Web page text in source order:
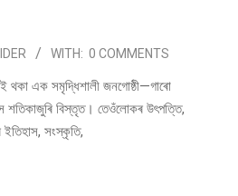
WITH: 0 COMMENTS
এক সমৃদ্ধিশালী জনগোষ্ঠী—গাৰো
বিস্তৃত। তেওঁলোকৰ উৎপত্তি,
সংস্কৃতি,